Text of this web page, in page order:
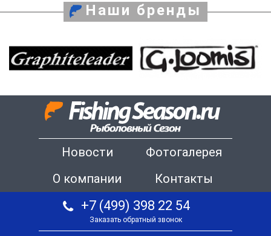
Наши бренды
Новости
Фотогалерея
О компании
Контакты
+7 (499) 398 22 54
Заказать обратный звонок